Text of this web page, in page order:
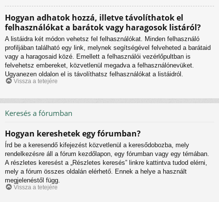
Hogyan adhatok hozzá, illetve távolíthatok el
felhasználókat a barátok vagy haragosok listáról?
A listáidra két módon vehetsz fel felhasználókat. Minden felhasználó
profiljában található egy link, melynek segítségével felveheted a barátaid
vagy a haragosaid közé. Emellett a felhasználói vezérlőpultban is
felvehetsz embereket, közvetlenül megadva a felhasználónevüket.
Ugyanezen oldalon el is távolíthatsz felhasználókat a listáidról.
Vissza a tetejére
Keresés a fórumban
Hogyan kereshetek egy fórumban?
Írd be a keresendő kifejezést közvetlenül a keresődobozba, mely
rendelkezésre áll a fórum kezdőlapon, egy fórumban vagy egy témában.
A részletes keresést a „Részletes keresés” linkre kattintva tudod elérni,
mely a fórum összes oldalán elérhető. Ennek a helye a használt
megjelenéstől függ.
Vissza a tetejére